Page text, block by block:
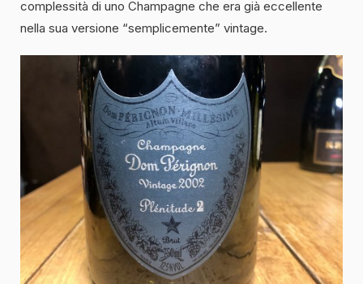
complessità di uno Champagne che era già eccellente
nella sua versione “semplicemente” vintage.